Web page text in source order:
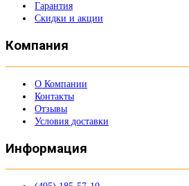
Гарантия
Скидки и акции
Компания
О Компании
Контакты
Отзывы
Условия доставки
Информация